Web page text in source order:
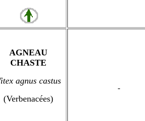
AGNEAU
CHASTE
agnus castus
(Verbenacées)
-